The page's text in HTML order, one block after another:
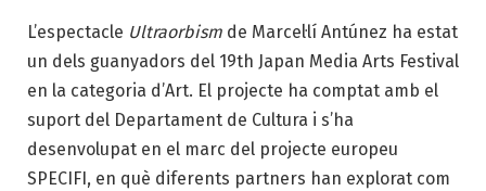
L’espectacle Ultraorbism de Marcel·lí Antúnez ha estat
un dels guanyadors del 19th Japan Media Arts Festival
en la categoria d’Art. El projecte ha comptat amb el
suport del Departament de Cultura i s’ha
desenvolupat en el marc del projecte europeu
SPECIFI, en què diferents partners han explorat com